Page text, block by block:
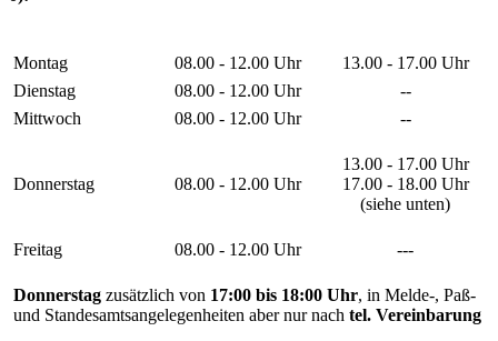
Montag 08.00 - 12.00 Uhr
13.00 - 17.00 Uhr
Dienstag
08.00 - 12.00 Uhr
--
Mittwoch
08.00 - 12.00 Uhr --
Donnerstag 08.00 - 12.00 Uhr
13.00 - 17.00 Uhr
17.00 - 18.00 Uhr
(siehe unten)
Freitag 08.00 - 12.00 Uhr ---
Donnerstag zusätzlich von 17:00 bis 18:00 Uhr, in Melde-, Paß-
und Standesamtsangelegenheiten aber nur nach tel. Vereinbarung